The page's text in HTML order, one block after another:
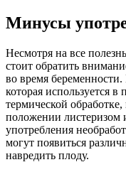
Минусы
Несмотря на все
стоит обратить
во время
которая используется
термической
положении листеризом
употребления
могут появиться
навредить плоду.